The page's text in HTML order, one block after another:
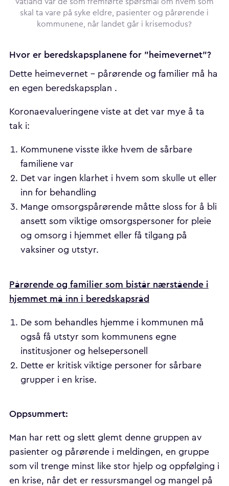
skal ta vare på syke eldre, pasienter og pårørende i
kommunene, når landet går i krisemodus?
Hvor er beredskapsplanene for "heimevernet"?
Dette heimevernet - pårørende og familier må ha
en egen beredskapsplan .
Koronaevalueringene viste at det var mye å ta
tak i:
Kommunene visste ikke hvem de sårbare
familiene var
Det var ingen klarhet i hvem som skulle ut eller
inn for behandling
Mange omsorgspårørende måtte sloss for å bli
ansett som viktige omsorgspersoner for pleie
og omsorg i hjemmet eller få tilgang på
vaksiner og utstyr.
Pårørende og familier som bistår nærstående i
hjemmet må inn i beredskapsråd
De som behandles hjemme i kommunen må
også få utstyr som kommunens egne
institusjoner og helsepersonell
Dette er kritisk viktige personer for sårbare
grupper i en krise.
Oppsummert:
Man har rett og slett glemt denne gruppen av
pasienter og pårørende i meldingen, en gruppe
som vil trenge minst like stor hjelp og oppfølging i
en krise, når det er ressursmangel og mangel på